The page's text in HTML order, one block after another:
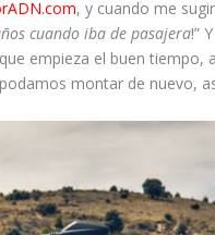
, y cuando me
cuando iba de pasajera!”
empieza el buen tiempo,
montar de nuevo,